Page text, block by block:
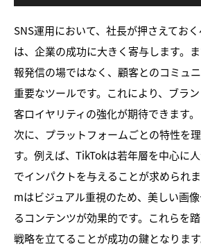
SNS運用において、社長が押さえてお
は、企業の成功に大きく寄与します。
報発信の場ではなく、顧客とのコミュ
重要なツールです。これにより、ブラ
客ロイヤリティの強化が期待できます。
次に、プラットフォームごとの特性を
す。例えば、TikTokは若年層を中心に
でインパクトを与えることが求められ
mはビジュアル重視のため、美しい画
るコンテンツが効果的です。これらを
戦略を立てることが成功の鍵となります